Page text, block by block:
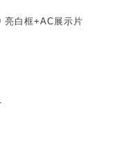
亮白框+AC展示片